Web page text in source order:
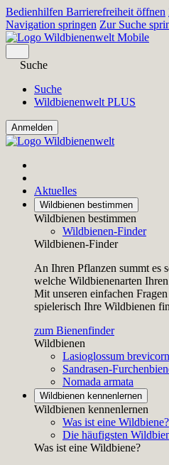
Bedienhilfen Barrierefreiheit öffnen
Navigation springen Zur Suche
Suche
Suche
Wildbienenwelt PLUS
Aktuelles
Wildbienen bestimmen
Wildbienen bestimmen
Wildbienen-Finder
Wildbienen-Finder
An Ihren Pflanzen summt es
welche Wildbienenarten
Mit unseren einfachen
spielerisch Ihre Wildbienen
zum Bienenfinder
Wildbienen
Lasioglossum
Sandrasen-
Nomada armata
Wildbienen kennenlernen
Wildbienen kennenlernen
Was ist eine Wildbiene?
Die häufigsten
Was ist eine Wildbiene?